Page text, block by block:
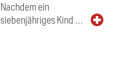
Nachdem ein
siebenjähriges Kind …